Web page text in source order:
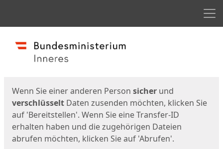
Start
Wenn Sie einer anderen Person sicher und
verschlüsselt Daten zusenden möchten, klicken Sie
auf 'Bereitstellen'. Wenn Sie eine Transfer-ID
erhalten haben und die zugehörigen Dateien
abrufen möchten, klicken Sie auf 'Abrufen'.